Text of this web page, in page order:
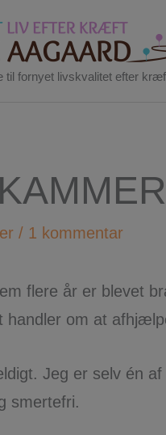
til fornyet livskvalitet efter
/ 1 kommentar
flere år er blevet
handler om at
Jeg er selv én
smertefri.